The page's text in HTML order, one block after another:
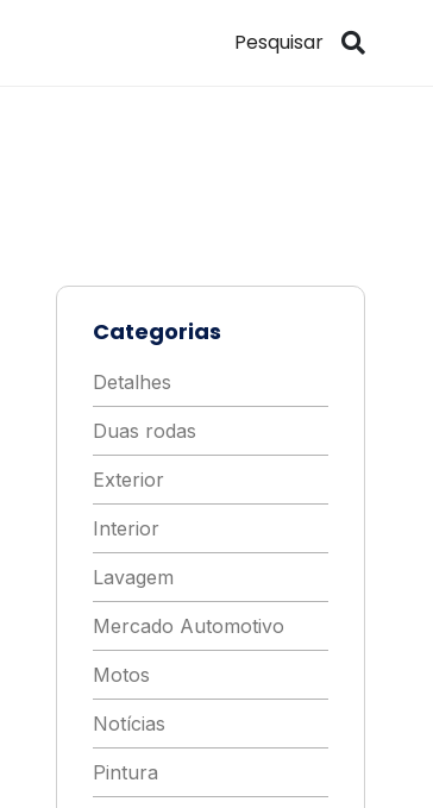
Categorias
Detalhes
Duas rodas
Exterior
Interior
Lavagem
Mercado Automotivo
Motos
Notícias
Pintura